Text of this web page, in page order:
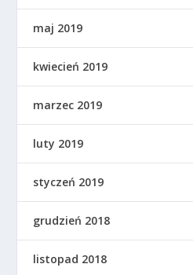
maj 2019
kwiecień 2019
marzec 2019
luty 2019
styczeń 2019
grudzień 2018
listopad 2018